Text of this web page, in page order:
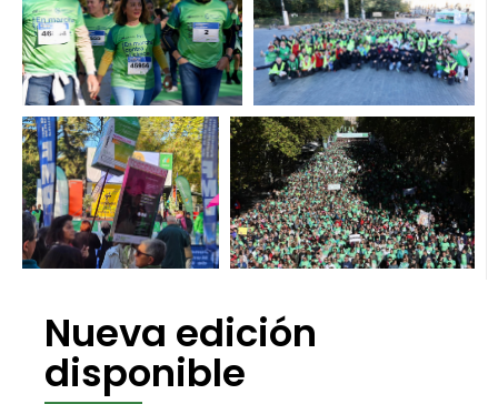
Nueva edición
disponible